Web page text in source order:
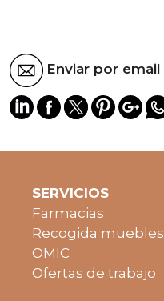
Enviar por email
SERVICIOS
Farmacias
Recogida muebles
OMIC
Ofertas de trabajo